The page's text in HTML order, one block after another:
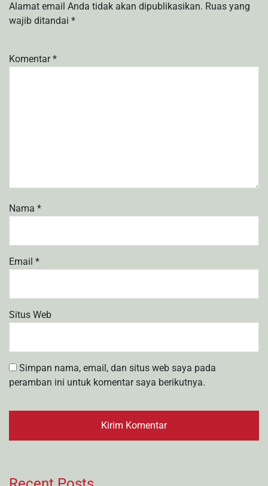
Alamat email Anda tidak akan dipublikasikan. Ruas yang
wajib ditandai *
Komentar*
Nama *
Email *
Situs Web
Simpan nama, email, dan situs web saya pada
peramban ini untuk komentar saya berikutnya.